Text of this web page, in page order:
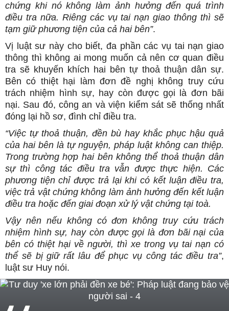
chứng khi nó không làm ảnh hưởng đến quá trình
điều tra nữa. Riêng các vụ tai nạn giao thông thì sẽ
tạm giữ phương tiện của cả hai bên”.
Vị luật sư này cho biết, đa phần các vụ tai nạn giao
thông thì không ai mong muốn cả nên cơ quan điều
tra sẽ khuyến khích hai bên tự thoả thuận dân sự.
Bên có thiệt hại làm đơn đề nghị không truy cứu
trách nhiệm hình sự, hay còn được gọi là đơn bãi
nại. Sau đó, công an và viện kiểm sát sẽ thống nhất
đóng lại hồ sơ, đình chỉ điều tra.
“Việc tự thoả thuận, đền bù hay khắc phục hậu quả
của hai bên là tự nguyện, pháp luật không can thiệp.
Trong trường hợp hai bên không thể thoả thuận dân
sự thì công tác điều tra vẫn được thực hiện. Các
phương tiện chỉ được trả lại khi có kết luận điều tra,
việc trả vật chứng không làm ảnh hưởng đến kết luận
điều tra hoặc đến giai đoạn xử lý vật chứng tại toà.
Vậy nên nếu không có đơn không truy cứu trách
nhiệm hình sự, hay còn được gọi là đơn bãi nại của
bên có thiệt hại về người, thì xe trong vụ tai nạn có
thể sẽ bị giữ rất lâu để phục vụ công tác điều tra”,
luật sư Huy nói.